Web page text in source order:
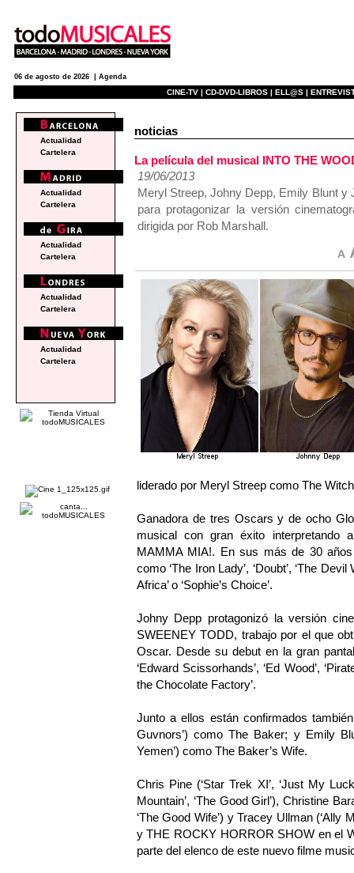
06 de agosto de 2026 | Agenda
CINE-TV | CD-DVD-LIBROS | ELL@S |
noticias
La película del musical INTO THE
19/06/2013
Meryl Streep, Johny Depp, Emily Blunt
para protagonizar la versión
dirigida por Rob Marshall.
liderado por Meryl Streep como The
Ganadora de tres Oscars y de ocho
musical con gran éxito interpretando
MAMMA MIA!. En sus más de 30
como ‘The Iron Lady’, ‘Doubt’, ‘The
Africa’ o ‘Sophie’s Choice’.
Johny Depp protagonizó la versión
SWEENEY TODD, trabajo por el que
Oscar. Desde su debut en la gran
‘Edward Scissorhands’, ‘Ed Wood’,
the Chocolate Factory’.
Junto a ellos están confirmados
Guvnors’) como The Baker; y Emily
Yemen’) como The Baker’s Wife.
Chris Pine (‘Star Trek XI’, ‘Just My
Mountain’, ‘The Good Girl’), Christine
‘The Good Wife’) y Tracey Ullman (‘Ally
y THE ROCKY HORROR SHOW en el
parte del elenco de este nuevo filme
Actualidad
Cartelera
Actualidad
Cartelera
Actualidad
Cartelera
Actualidad
Cartelera
Actualidad
Cartelera